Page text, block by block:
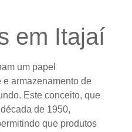
em Itajaí
um papel
e armazenamento de
Este conceito, que
de 1950,
que produtos